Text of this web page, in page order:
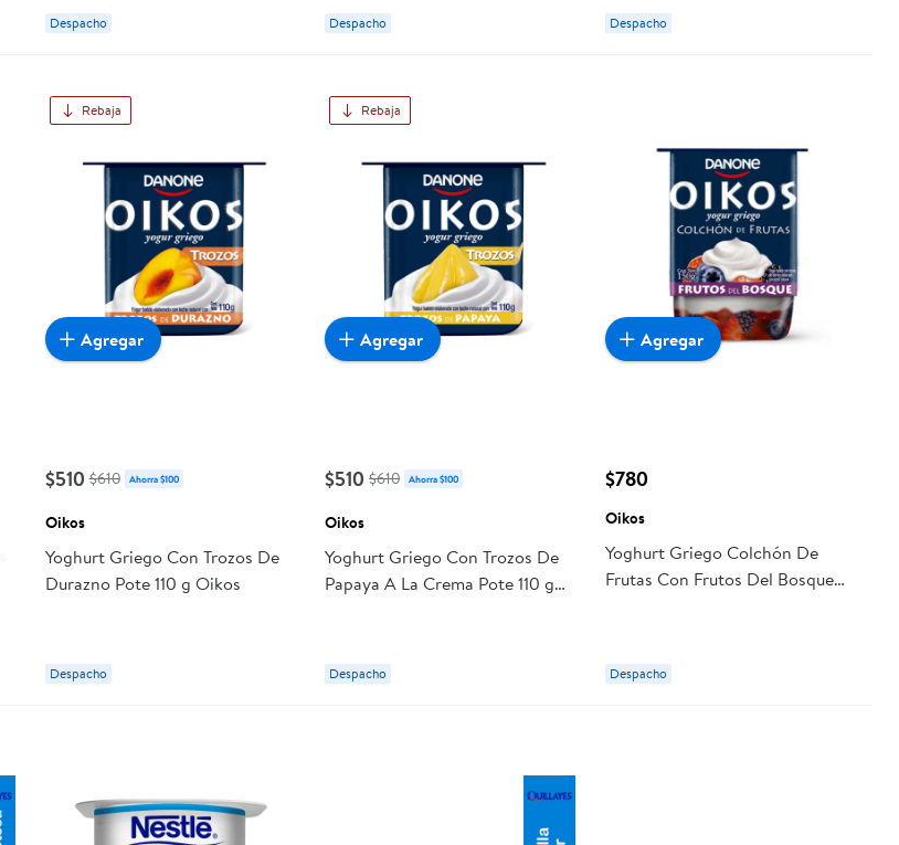
Despacho Despacho Despacho
Rebaja
$510 $610 Ahorra $100
Oikos
Yoghurt Griego Con Trozos De
Durazno Pote 110 g Oikos
Despacho
Agregar
Rebaja
$510 $610 Ahorra $100
Oikos
Yoghurt Griego Con Trozos De
Papaya A La Crema Pote 110 g
Despacho
Agregar
$780
Oikos
Yoghurt Griego Colchón De
Frutas Con Frutos Del Bosque
Despacho
Agregar